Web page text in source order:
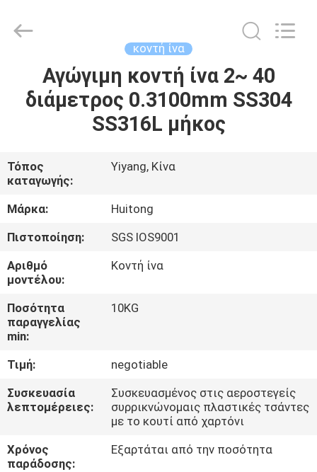
ΣΠΊΤΙ
ΠΡΟΪΌΝΤΑ
ΒΊΝΤΕΟ
VR
ΠΑΡΟΥΣΙΆΣΤΕ
ΠΕΡΊΠΟΥ
ΕΜΕΊΣ
ΕΡΓΟΣΤΑΣΊΩΝ
ΠΟΙΟΤΙΚΌΣ
ΈΛΕΓΧΟΣ
Materials
κοντή ίνα
Αγώγιμη κοντή ίνα 2~ 40
διάμετρος 0.3100mm SS304
SS316L μήκος
Τόπος
καταγωγής:
Yiyang, Κίνα
Μάρκα:
Huitong
Πιστοποίηση:
SGS IOS9001
Αριθμό
μοντέλου:
Κοντή ίνα
Ποσότητα
παραγγελίας
min:
10KG
Τιμή:
negotiable
Συσκευασία
λεπτομέρειες:
Συσκευασμένος στις αεροστεγείς
συρρικνώνομαις πλαστικές τσάντες
με το κουτί από χαρτόνι
Χρόνος
παράδοσης:
Εξαρτάται από την ποσότητα